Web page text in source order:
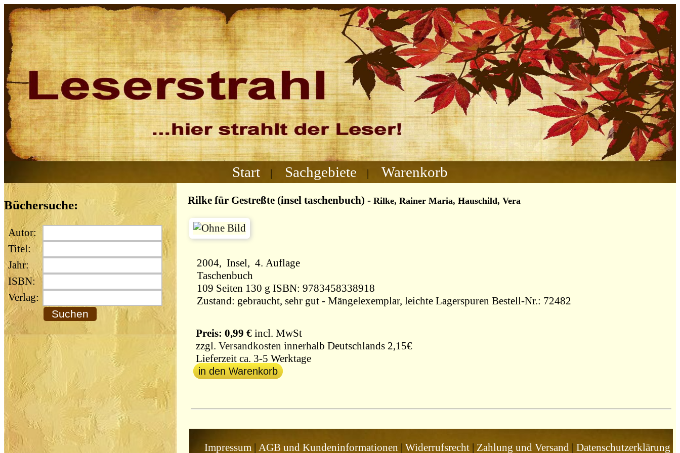
Start | Sachgebiete | Warenkorb
Büchersuche:
Autor:
Titel:
Jahr:
ISBN:
Verlag:
Rilke für Gestreßte (insel taschenbuch) - Rilke, Rainer Maria, Hauschild, Vera
2004, Insel, 4. Auflage
Taschenbuch
109 Seiten 130 g ISBN: 9783458338918
Zustand: gebraucht, sehr gut - Mängelexemplar, leichte Lagerspuren Bestell-Nr.: 72482
Preis: 0,99 €incl. MwSt
zzgl. Versandkosten innerhalb Deutschlands 2,15€
Lieferzeit ca. 3-5 Werktage
in den Warenkorb
Impressum| AGB und Kundeninformationen | Widerrufsrecht| Zahlung und Versand| Datenschutzerklärung